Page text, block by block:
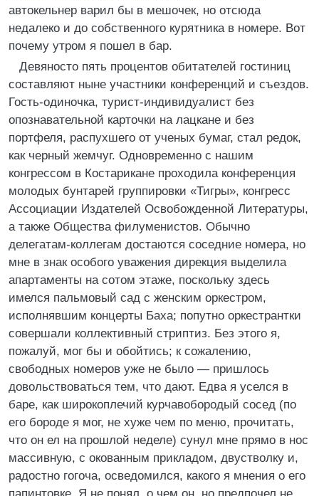
автокельнер варил бы в мешочек, но отсюда
недалеко и до собственного курятника в номере. Вот
почему утром я пошел в бар.
Девяносто пять процентов обитателей гостиниц
составляют ныне участники конференций и съездов.
Гость-одиночка, турист-индивидуалист без
опознавательной карточки на лацкане и без
портфеля, распухшего от ученых бумаг, стал редок,
как черный жемчуг. Одновременно с нашим
конгрессом в Костарикане проходила конференция
молодых бунтарей группировки «Тигры», конгресс
Ассоциации Издателей Освобожденной Литературы,
а также Общества филуменистов. Обычно
делегатам-коллегам достаются соседние номера, но
мне в знак особого уважения дирекция выделила
апартаменты на сотом этаже, поскольку здесь
имелся пальмовый сад с женским оркестром,
исполнявшим концерты Баха; попутно оркестрантки
совершали коллективный стриптиз. Без этого я,
пожалуй, мог бы и обойтись; к сожалению,
свободных номеров уже не было — пришлось
довольствоваться тем, что дают. Едва я уселся в
баре, как широкоплечий курчавобородый сосед (по
его бороде я мог, не хуже чем по меню, прочитать,
что он ел на прошлой неделе) сунул мне прямо в нос
массивную, с окованным прикладом, двустволку и,
радостно гогоча, осведомился, какого я мнения о его